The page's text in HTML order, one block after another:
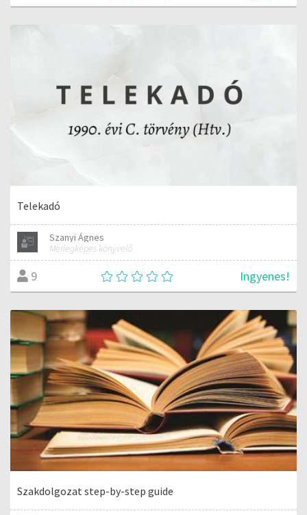
Telekadó
Szanyi Ágnes
Mérlegképes könyvelő
9 Ingyenes!
Szakdolgozat step-by-step guide